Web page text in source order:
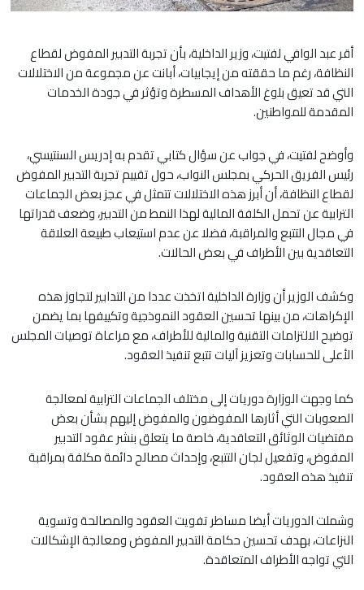
أقر عبد الوافي لفتيت، وزير الداخلية، بأن تجربة التدبير المفوض لقطاع
النظافة، رغم ما حققته من إيجابيات، أبانت عن مجموعة من الاختلالات
التي قد تعيق بلوغ الأهداف المسطرة وتؤثر في جودة الخدمات
المقدمة للمواطنين.
وأوضح لفتيت، في جواب عن سؤال كتابي تقدم به إدريس السنتيسي،
رئيس الفريق الحركي بمجلس النواب، حول تقييم تجربة التدبير المفوض
لقطاع النظافة، أن أبرز هذه الاختلالات تتمثل في عجز بعض الجماعات
الترابية عن تحمل الكلفة المالية لهذا النمط من التدبير، وضعف قدراتها
في مجال التتبع والمراقبة، فضلا عن عدم استيعاب طبيعة العلاقة
التعاقدية بين الأطراف في بعض الحالات.
وكشف الوزير أن وزارة الداخلية اتخذت عددا من التدابير لتجاوز هذه
الإكراهات، من بينها تحسين العقود النموذجية وتكييفها بما يضمن
توضيح الالتزامات التقنية والمالية للأطراف، مع مراعاة توصيات المجلس
الأعلى للحسابات وتعزيز آليات تتبع تنفيذ العقود.
كما وجهت الوزارة دوريات إلى مختلف الجماعات الترابية لمعالجة
الصعوبات التي أثارها المفوضون والمفوض إليهم بشأن بعض
مقتضيات الوثائق التعاقدية، خاصة ما يتعلق بنشر عقود التدبير
المفوض، وتفعيل لجان التتبع، وإحداث مصالح دائمة مكلفة بمراقبة
تنفيذ هذه العقود.
وشملت الدوريات أيضا مساطر تفويت العقود والمصالحة وتسوية
النزاعات، بهدف تحسين حكامة التدبير المفوض ومعالجة الإشكالات
التي تواجه الأطراف المتعاقدة.